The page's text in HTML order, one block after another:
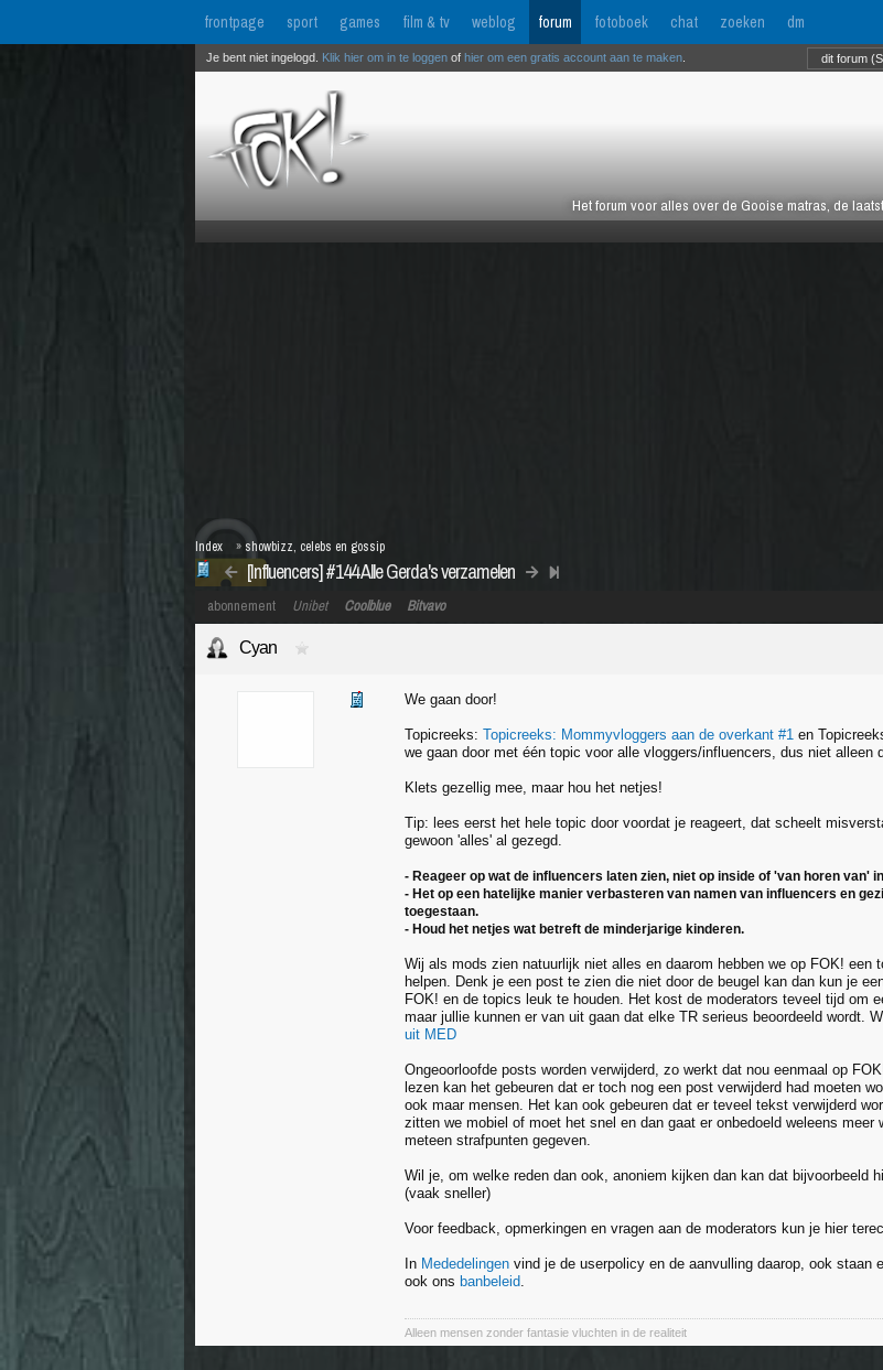
frontpage sport games film & tv weblog forum fotoboek chat zoeken dm
Het forum voor alles over de Gooise matras, de
Je bent niet ingelogd. Klik hier om in te loggen of hier om een gratis account aan te maken
[Influencers] #144 Alle Gerda's verzamelen
Index » showbizz, celebs en gossip
abonnement Unibet Coolblue Bitvavo
Cyan
We gaan door!
Topicreeks: Topicreeks: Mommyvloggers aan de overkant #1 en
we gaan door met één topic voor alle vloggers/influencers, dus niet alleen
Klets gezellig mee, maar hou het netjes!
Tip: lees eerst het hele topic door voordat je reageert, dat scheelt
gewoon 'alles' al gezegd.
- Reageer op wat de influencers laten zien, niet op inside of 'van horen van'
- Het op een hatelijke manier verbasteren van namen van influencers en
toegestaan.
- Houd het netjes wat betreft de minderjarige kinderen.
Wij als mods zien natuurlijk niet alles en daarom hebben we op FOK! een
helpen. Denk je een post te zien die niet door de beugel kan dan kun je
FOK! en de topics leuk te houden. Het kost de moderators teveel tijd om
maar jullie kunnen er van uit gaan dat elke TR serieus beoordeeld wordt.
uit MED
Ongeoorloofde posts worden verwijderd, zo werkt dat nou eenmaal op
lezen kan het gebeuren dat er toch nog een post verwijderd had moeten
ook maar mensen. Het kan ook gebeuren dat er teveel tekst verwijderd
zitten we mobiel of moet het snel en dan gaat er onbedoeld weleens
meteen strafpunten gegeven.
Wil je, om welke reden dan ook, anoniem kijken dan kan dat bijvoorbeeld
(vaak sneller)
Voor feedback, opmerkingen en vragen aan de moderators kun je hier
In Mededelingen vind je de userpolicy en de aanvulling daarop, ook staan
ook ons banbeleid.
Alleen mensen zonder fantasie vluchten in de realiteit